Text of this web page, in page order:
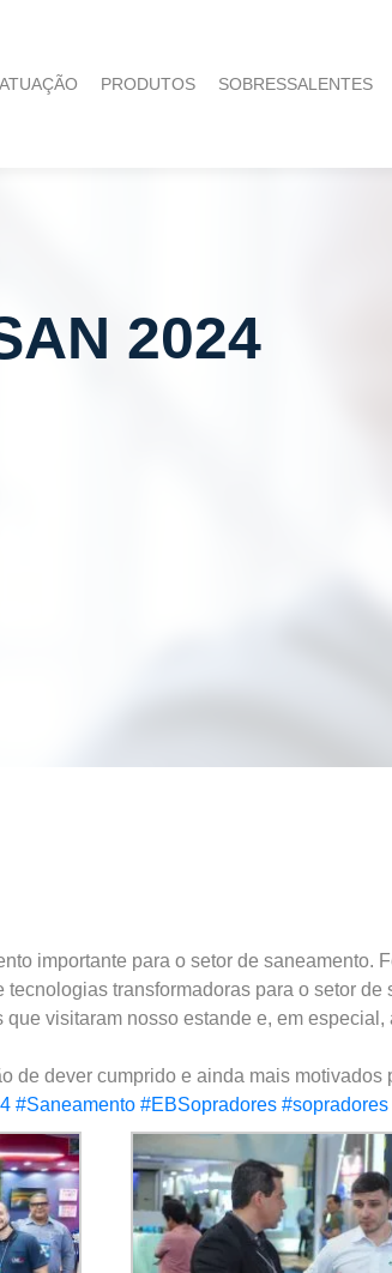
ATUAÇÃO PRODUTOS SOBRESSALENTES
2024
importante para o setor de
transformadoras para o setor de
visitaram nosso estande e, em
de dever cumprido e ainda mais motivados
#Saneamento #EBSopradores #sopradores